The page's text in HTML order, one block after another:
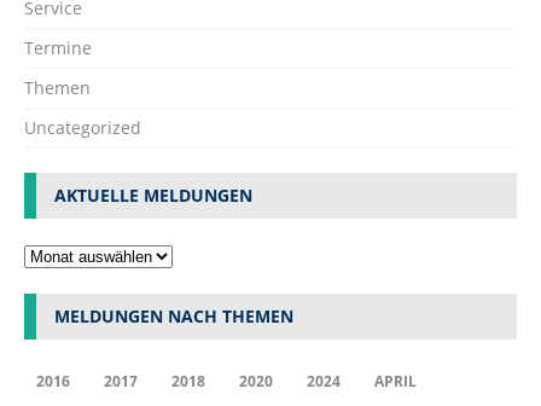
Service
Termine
Themen
Uncategorized
AKTUELLE MELDUNGEN
MELDUNGEN NACH THEMEN
2016 2017 2018 2020 2024 APRIL